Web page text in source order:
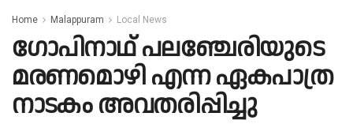
Home Malappuram Local News
ഗോപിനാഥ് പലഞ്ചേരിയുടെ
മരണമൊഴി എന്ന ഏകപാത്ര
നാടകം അവതരിപ്പിച്ചു